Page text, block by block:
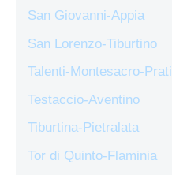
San Giovanni-Appia
San Lorenzo-Tiburtino
Talenti-Montesacro-
Testaccio-Aventino
Tiburtina-Pietralata
Tor di Quinto-Flaminia